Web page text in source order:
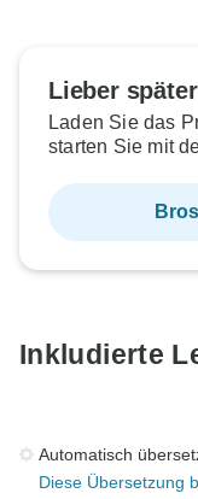
Lieber
Laden Sie das
starten Sie mit
Inkludierte
Automatisch
Diese Übersetzung